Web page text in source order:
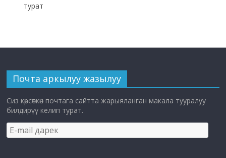
турат
Почта аркылуу жазылуу
Сиз көрсөткөн почтага сайтта жарыяланган макала тууралуу
билдирүү келип турат.
E-
mail